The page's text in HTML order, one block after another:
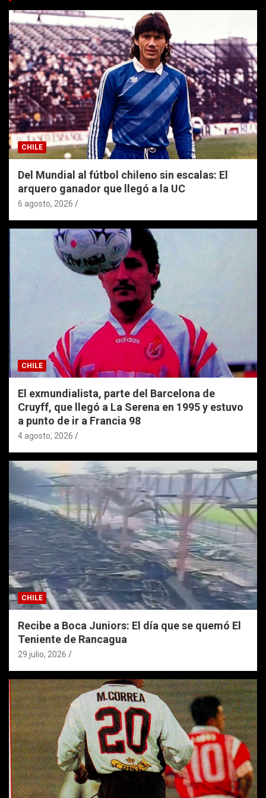
CHILE
Del Mundial al fútbol chileno sin escalas: El
arquero ganador que llegó a la UC
6 agosto, 2026
CHILE
El exmundialista, parte del Barcelona de
Cruyff, que llegó a La Serena en 1995 y estuvo
a punto de ir a Francia 98
4 agosto, 2026
CHILE
Recibe a Boca Juniors: El día que se quemó El
Teniente de Rancagua
29 julio, 2026